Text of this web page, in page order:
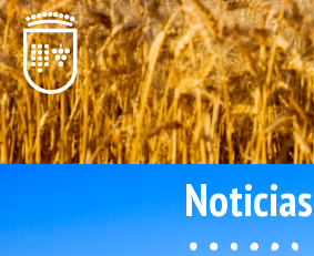
Noticias